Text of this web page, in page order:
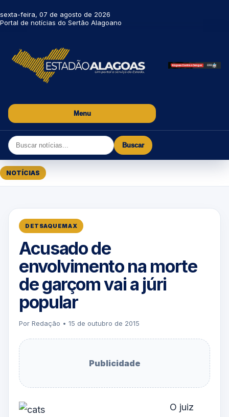
sexta-feira, 07 de agosto de 2026
Portal de notícias do Sertão Alagoano
Menu
Buscar
NOTÍCIAS
DETSAQUEMAX
Acusado de
envolvimento na morte
de garçom vai a júri
popular
Por Redação • 15 de outubro de 2015
Publicidade
O juiz